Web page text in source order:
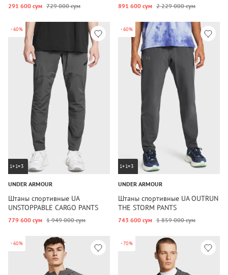
291 600 сум 729 000 сум 891 600 сум 2 229 000 сум
-60%
1+1=3
UNDER ARMOUR
Штаны спортивные UA
UNSTOPPABLE CARGO PANTS
779 600 сум 1 949 000 сум
-60%
1+1=3
UNDER ARMOUR
Штаны спортивные UA OUTRUN
THE STORM PANTS
743 600 сум 1 859 000 сум
-60% -70%